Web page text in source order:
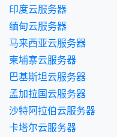
印度云服务器
缅甸云服务器
马来西亚云服务器
柬埔寨云服务器
巴基斯坦云服务器
孟加拉国云服务器
沙特阿拉伯云服务器
卡塔尔云服务器